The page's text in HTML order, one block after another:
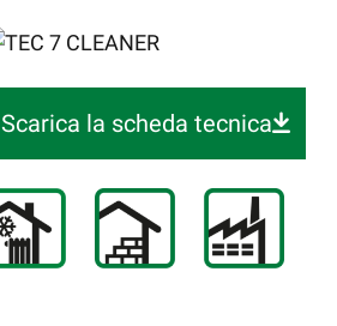
Scarica la scheda tecnica